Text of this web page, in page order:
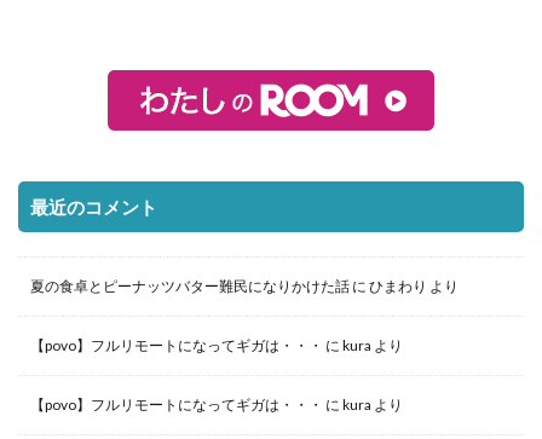
最近のコメント
夏の食卓とピーナッツバター難民になりかけた話 に ひまわり より
【povo】フルリモートになってギガは・・・ に kura より
【povo】フルリモートになってギガは・・・ に kura より